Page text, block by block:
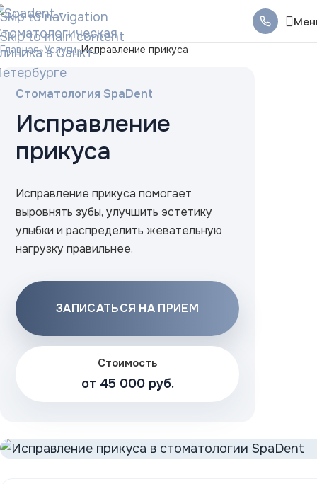
Skip to navigation
Skip to main content
Главная»Услуги»Исправление прикуса
Стоматология SpaDent
Исправление
прикуса
Исправление прикуса помогает
выровнять зубы, улучшить эстетику
улыбки и распределить жевательную
нагрузку правильнее.
ЗАПИСАТЬСЯ НА ПРИЕМ
Стоимость
от 45 000 руб.